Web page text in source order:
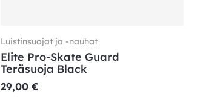
Luistinsuojat ja -nauhat
Elite Pro-Skate Guard
Teräsuoja Black
29,00 €